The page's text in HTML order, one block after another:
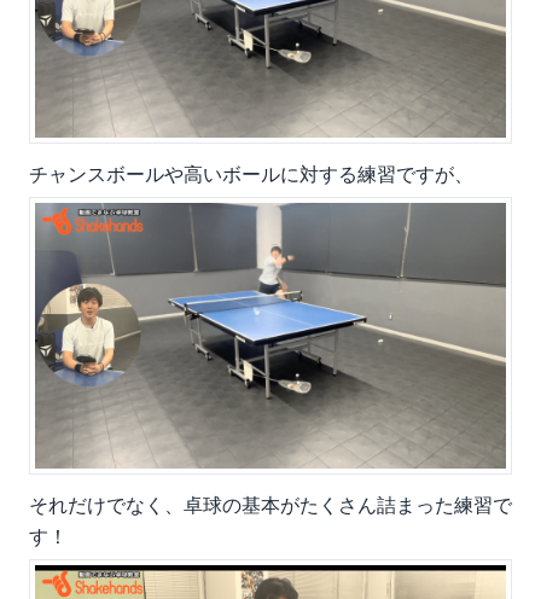
チャンスボールや高いボールに対する練習ですが、
それだけでなく、卓球の基本がたくさん詰まった練習で
す！